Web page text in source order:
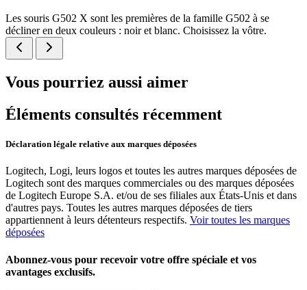
Les souris G502 X sont les premières de la famille G502 à se
décliner en deux couleurs : noir et blanc. Choisissez la vôtre.
Vous pourriez aussi aimer
Éléments consultés récemment
Déclaration légale relative aux marques déposées
Logitech, Logi, leurs logos et toutes les autres marques déposées de
Logitech sont des marques commerciales ou des marques déposées
de Logitech Europe S.A. et/ou de ses filiales aux États-Unis et dans
d'autres pays. Toutes les autres marques déposées de tiers
appartiennent à leurs détenteurs respectifs. Voir toutes les marques
déposées
Abonnez-vous pour recevoir votre offre spéciale et vos
avantages exclusifs.